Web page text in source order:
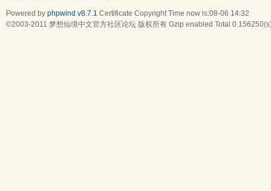
Powered by phpwind v8.7.1 Certificate Copyright Time now is:08-06 14:32
©2003-2011 梦想仙境中文官方社区论坛 版权所有 Gzip enabled Total